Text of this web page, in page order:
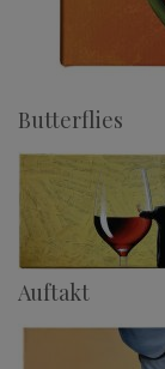
Butterflies
Auftakt